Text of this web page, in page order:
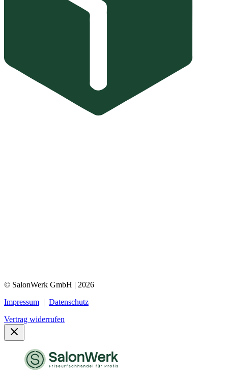
© SalonWerk GmbH | 2026
Impressum | Datenschutz
Vertrag widerrufen